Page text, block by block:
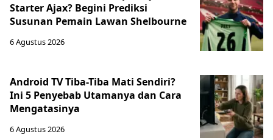
Starter Ajax? Begini Prediksi
Susunan Pemain Lawan Shelbourne
6 Agustus 2026
Android TV Tiba-Tiba Mati Sendiri?
Ini 5 Penyebab Utamanya dan Cara
Mengatasinya
6 Agustus 2026